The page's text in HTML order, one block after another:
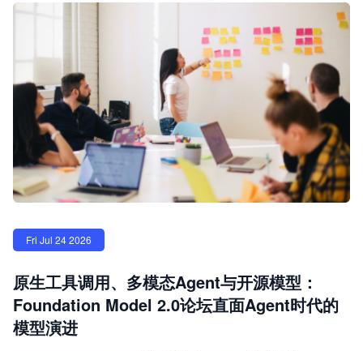
Fri Jul 24 2026
原生工具调用、多模态Agent与开源模型：
Foundation Model 2.0论坛直面Agent时代的
模型演进